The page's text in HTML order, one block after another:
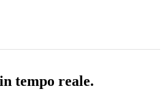
in tempo reale.